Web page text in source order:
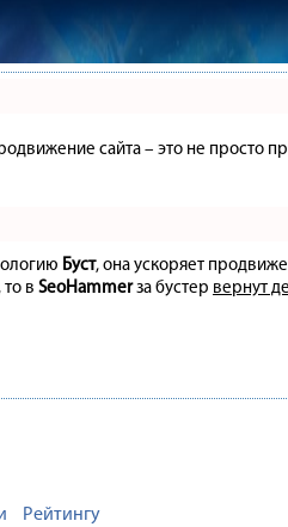
сайта – это не
Буст, она ускоряет
в SeoHammerза бустер вернут
Рейтингу